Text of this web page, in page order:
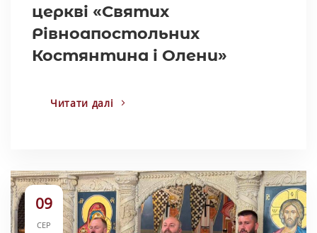
церкві «Святих
Рівноапостольних
Костянтина і Олени»
Читати далі
09
СЕР